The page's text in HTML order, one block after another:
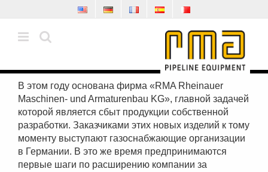
to
content
В этом году основана фирма «RMA Rheinauer
Maschinen- und Armaturenbau KG», главной задачей
которой является сбыт продукции собственной
разработки. Заказчиками этих новых изделий к тому
моменту выступают газоснабжающие организации
в Германии. В это же время предпринимаются
первые шаги по расширению компании за